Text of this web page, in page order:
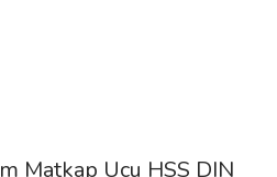
Matkap Ucu HSS DIN